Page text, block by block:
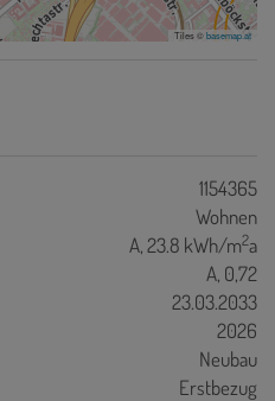
Tiles ©basemap.at
1154365
Wohnen
A, 23.8 kWh/m2a
A, 0,72
23.03.2033
2026
Neubau
Erstbezug